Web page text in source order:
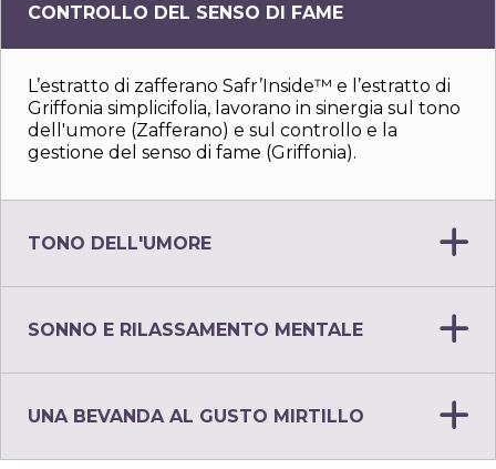
CONTROLLO DEL SENSO DI FAME
L’estratto di zafferano Safr’Inside™ e l’estratto di
Griffonia simplicifolia, lavorano in sinergia sul tono
dell'umore (Zafferano) e sul controllo e la
gestione del senso di fame (Griffonia).
TONO DELL'UMORE
SONNO E RILASSAMENTO MENTALE
UNA BEVANDA AL GUSTO MIRTILLO